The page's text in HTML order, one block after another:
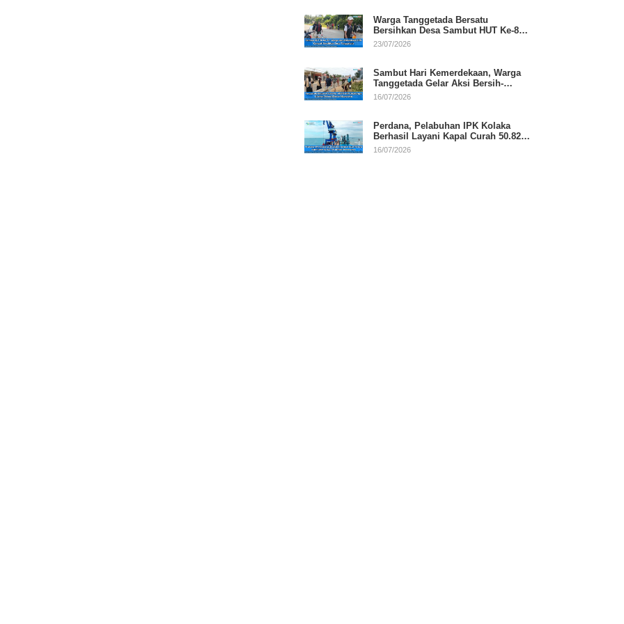
Warga Tanggetada Bersatu
Bersihkan Desa Sambut HUT Ke-81
RI
23/07/2026
Sambut Hari Kemerdekaan, Warga
Tanggetada Gelar Aksi Bersih-
Bersih Desa
16/07/2026
Perdana, Pelabuhan IPK Kolaka
Berhasil Layani Kapal Curah 50.820
Ton
16/07/2026